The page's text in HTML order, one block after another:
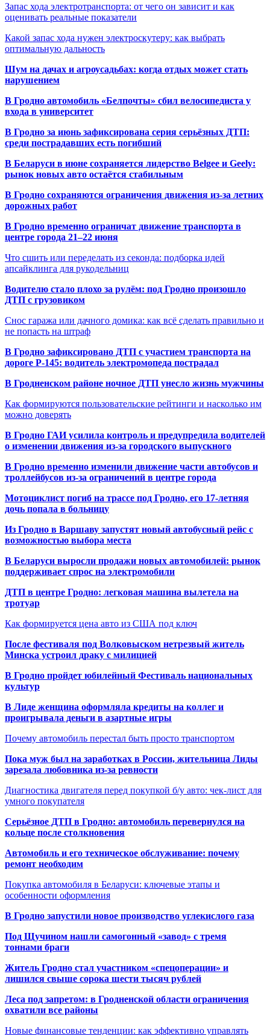
Запас хода электротранспорта: от чего он зависит и как
оценивать реальные показатели
Какой запас хода нужен электроскутеру: как выбрать
оптимальную дальность
Шум на дачах и агроусадьбах: когда отдых может стать
нарушением
В Гродно автомобиль «Белпочты» сбил велосипедиста у
входа в университет
В Гродно за июнь зафиксирована серия серьёзных ДТП:
среди пострадавших есть погибший
В Беларуси в июне сохраняется лидерство Belgee и Geely:
рынок новых авто остаётся стабильным
В Гродно сохраняются ограничения движения из-за летних
дорожных работ
В Гродно временно ограничат движение транспорта в
центре города 21–22 июня
Что сшить или переделать из секонда: подборка идей
апсайклинга для рукодельниц
Водителю стало плохо за рулём: под Гродно произошло
ДТП с грузовиком
Снос гаража или дачного домика: как всё сделать правильно и
не попасть на штраф
В Гродно зафиксировано ДТП с участием транспорта на
дороге Р-145: водитель электромопеда пострадал
В Гродненском районе ночное ДТП унесло жизнь мужчины
Как формируются пользовательские рейтинги и насколько им
можно доверять
В Гродно ГАИ усилила контроль и предупредила водителей
о изменении движения из-за городского выпускного
В Гродно временно изменили движение части автобусов и
троллейбусов из-за ограничений в центре города
Мотоциклист погиб на трассе под Гродно, его 17-летняя
дочь попала в больницу
Из Гродно в Варшаву запустят новый автобусный рейс с
возможностью выбора места
В Беларуси выросли продажи новых автомобилей: рынок
поддерживает спрос на электромобили
ДТП в центре Гродно: легковая машина вылетела на
тротуар
Как формируется цена авто из США под ключ
После фестиваля под Волковыском нетрезвый житель
Минска устроил драку с милицией
В Гродно пройдет юбилейный Фестиваль национальных
культур
В Лиде женщина оформляла кредиты на коллег и
проигрывала деньги в азартные игры
Почему автомобиль перестал быть просто транспортом
Пока муж был на заработках в России, жительница Лиды
зарезала любовника из-за ревности
Диагностика двигателя перед покупкой б/у авто: чек-лист для
умного покупателя
Серьёзное ДТП в Гродно: автомобиль перевернулся на
кольце после столкновения
Автомобиль и его техническое обслуживание: почему
ремонт необходим
Покупка автомобиля в Беларуси: ключевые этапы и
особенности оформления
В Гродно запустили новое производство углекислого газа
Под Щучином нашли самогонный «завод» с тремя
тоннами браги
Житель Гродно стал участником «спецоперации» и
лишился свыше сорока шести тысяч рублей
Леса под запретом: в Гродненской области ограничения
охватили все районы
Новые финансовые тенденции: как эффективно управлять